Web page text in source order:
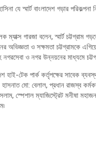
যে স্মার্ট বাংলাদেশ গড়ার
ম্যাক্স গারজা বলেন, স্মার্ট চট্টগ্রাম
অভিজ্ঞতা ও সক্ষমতা চট্টগ্রামকে
নগরসেবা ও নগর উন্নয়নের মাধ্যমে
টেক পার্ক কর্তৃপক্ষের সাবেক
মো: বেলাল, প্রধান রাজস্ব
স্পেশাল ম্যাজিস্ট্রেট মনীষা